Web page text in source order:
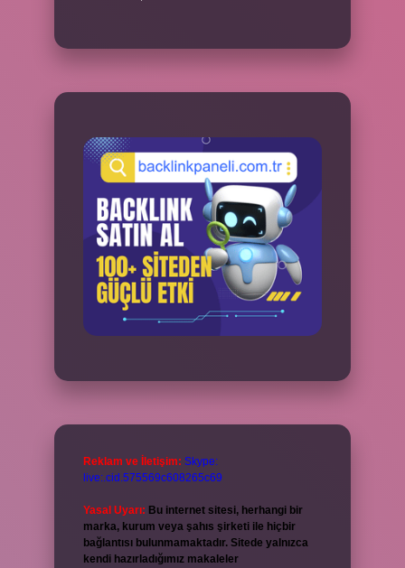
Reklam ve İletişim: Skype:
live:.cid.575569c608265c69
Yasal Uyarı: Bu internet sitesi, herhangi bir
marka, kurum veya şahıs şirketi ile hiçbir
bağlantısı bulunmamaktadır. Sitede yalnızca
kendi hazırladığımız makaleler